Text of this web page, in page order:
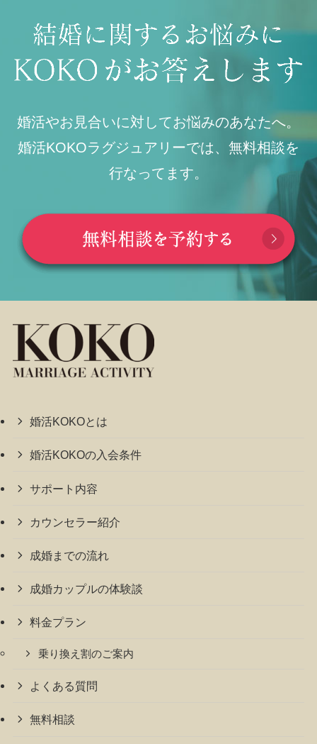
婚活やお見合いに対してお悩みのあなたへ。
婚活KOKOラグジュアリーでは、無料相談を
行なってます。
婚活KOKOとは
婚活KOKOの入会条件
サポート内容
カウンセラー紹介
成婚までの流れ
成婚カップルの体験談
料金プラン
乗り換え割のご案内
よくある質問
無料相談